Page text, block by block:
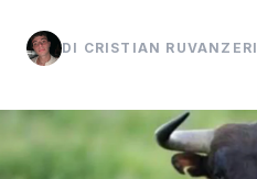
DI CRISTIAN RUVANZERI